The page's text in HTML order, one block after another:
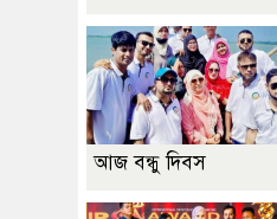
আজ বন্ধু দিবস